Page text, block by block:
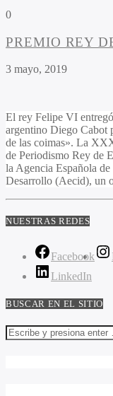
0
PREMIO REY
3 mayo, 2019
El rey Felipe VI
argentino Diego Cabot
de las coimas». La
de Periodismo Rey de
la Agencia Española
Desarrollo (Aecid), un
NUESTRAS REDES
Facebook
LinkedIn
BUSCAR EN EL SITIO